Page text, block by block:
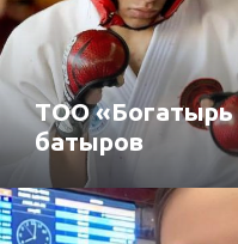
ТОО «Богатырь
батыров